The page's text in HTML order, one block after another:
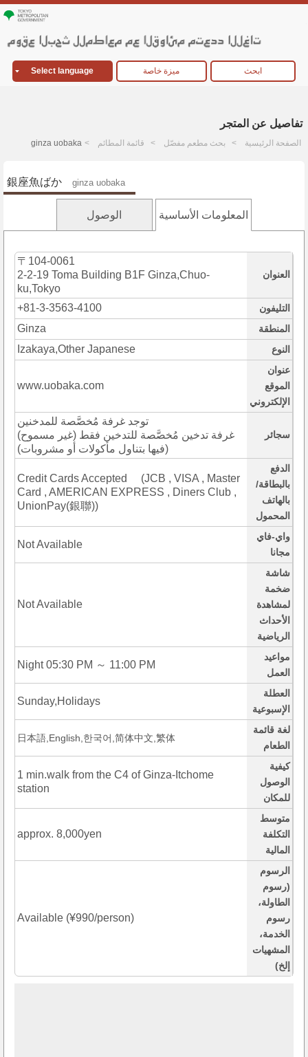
Select language ميزة خاصة ابحث
تفاصيل عن المتجر
الصفحة الرئيسية بحث مطعم مفصّل قائمة المطائم ginza uobaka
銀座魚ばか ginza uobaka
المعلومات الأساسية الوصول
العنوان
〒104-0061
2-2-19 Toma Building B1F Ginza,Chuo-
ku,Tokyo
التليفون +81-3-3563-4100
المنطقة Ginza
النوع Izakaya,Other Japanese
عنوان
الموقع
الإلكتروني
www.uobaka.com
سجائر
توجد غرفة مُخصَّصة للمدخنين
(غرفة تدخين مُخصَّصة للتدخين فقط (غير مسموح
فيها بتناول مأكولات أو مشروبات))
الدفع
بالبطاقة/
بالهاتف
المحمول
Credit Cards Accepted (JCB , VISA , Master
Card , AMERICAN EXPRESS , Diners Club ,
UnionPay(銀聯))
واي-فاي
مجانا
Not Available
شاشة
ضخمة
لمشاهدة
الأحداث
الرياضية
Not Available
مواعيد
العمل
Night 05:30 PM ～ 11:00 PM
العطلة
الإسبوعية
Sunday,Holidays
لغة قائمة
الطعام
日本語,English,한국어,简体中文,繁体
كيفية
الوصول
للمكان
1 min.walk from the C4 of Ginza-Itchome
station
متوسط
التكلفة
المالية
approx. 8,000yen
الرسوم
(رسوم
الطاولة،
رسوم
الخدمة،
المشهيات
إلخ)
Available (¥990/person)